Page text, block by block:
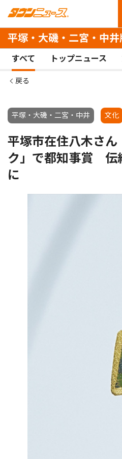
平塚・大磯・二宮・中井
すべて トップニュース
戻る
平塚・大磯・二宮・中井 文化
平塚市在住八木さ
ク」で都知事賞 伝
に